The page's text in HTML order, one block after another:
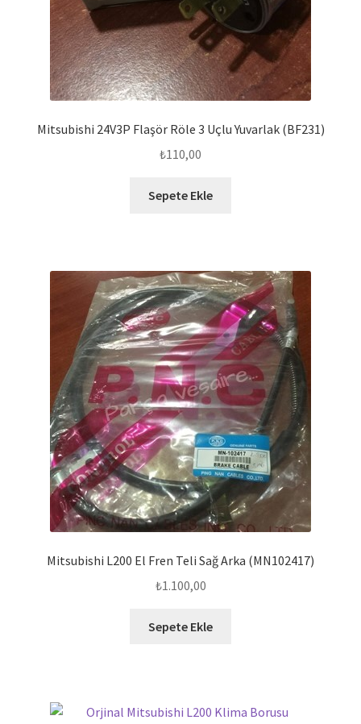
Mitsubishi 24V3P Flaşör Röle 3 Uçlu Yuvarlak (BF231)
₺110,00
Sepete Ekle
Mitsubishi L200 El Fren Teli Sağ Arka (MN102417)
₺1.100,00
Sepete Ekle